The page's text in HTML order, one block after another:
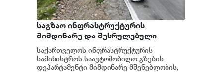
საგზაო ინფრასტრუქტურის
მიმდინარე და შესრულებული
სამუშაოების ხარისხის კონტროლი
აქტიურად მიმდინარეობს
საქართველოს ინფრასტრუქტურის
სამინისტროს საავტომობილო გზების
დეპარტამენტი მიმდინარე მშენებლობის,